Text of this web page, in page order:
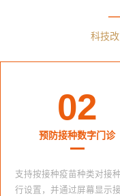
—
科技
02
预防接种数字门诊
支持按接种疫苗种类对接
行设置，并通过屏幕显示